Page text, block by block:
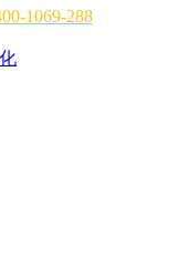
1069-288